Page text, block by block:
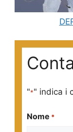
"*" indica i
Nome *